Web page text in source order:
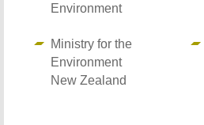
Environment
Ministry for the
Environment
New Zealand